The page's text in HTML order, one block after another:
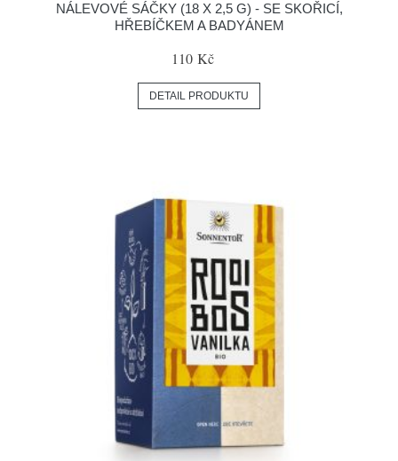
NÁLEVOVÉ SÁČKY (18 X 2,5 G) - SE SKOŘICÍ,
HŘEBÍČKEM A BADYÁNEM
110 Kč
DETAIL PRODUKTU